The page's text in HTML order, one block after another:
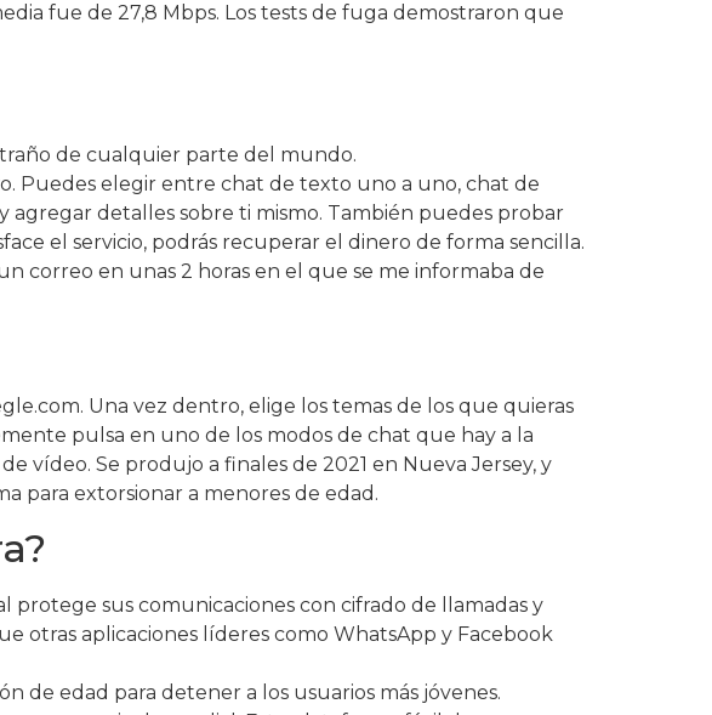
fue de 27,8 Mbps. Los tests de fuga demostraron que
de cualquier parte del mundo.
Puedes elegir entre chat de texto uno a uno, chat de
detalles sobre ti mismo. También puedes probar
el servicio, podrás recuperar el dinero de forma sencilla.
correo en unas 2 horas en el que se me informaba de
Una vez dentro, elige los temas de los que quieras
pulsa en uno de los modos de chat que hay a la
vídeo. Se produjo a finales de 2021 en Nueva Jersey, y
para extorsionar a menores de edad.
protege sus comunicaciones con cifrado de llamadas y
otras aplicaciones líderes como WhatsApp y Facebook
de edad para detener a los usuarios más jóvenes.